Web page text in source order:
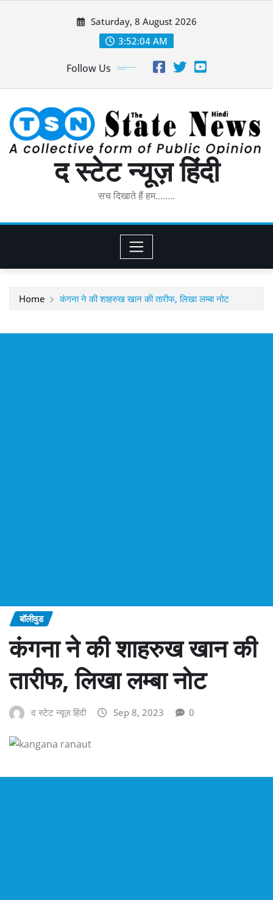
Saturday, 8 August 2026
3:52:06 AM
Follow Us
द स्टेट न्यूज़ हिंदी
सच दिखाते हैं हम……..
Home कंगना ने की शाहरुख खान की तारीफ, लिखा लम्बा नोट
बॉलीवुड
कंगना ने की शाहरुख खान की
तारीफ, लिखा लम्बा नोट
द स्टेट न्यूज़ हिंदी Sep 8, 2023 0